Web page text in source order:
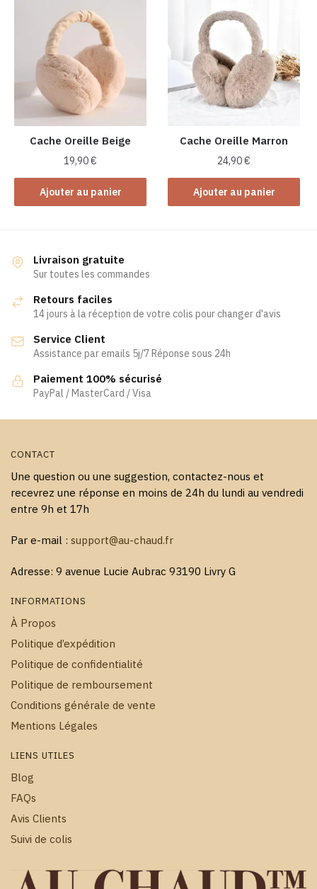
variations.
Les
options
peuvent
être
choisies
la
page
produit
Cache Oreille Beige
19,90€
Ajouter au panier
Cache Oreille Marron
24,90€
Ajouter au panier
Livraison gratuite
Sur toutes les commandes
Retours faciles
14 jours à la réception de votre colis pour changer d'avis
Service Client
Assistance par emails 5j/7 Réponse sous 24h
Paiement 100% sécurisé
PayPal / MasterCard / Visa
CONTACT
Une question ou une suggestion, contactez-nous et
recevrez une réponse en moins de 24h du lundi au vendredi
entre 9h et 17h
Par e-mail : support@au-chaud.fr
Adresse: 9 avenue Lucie Aubrac 93190 Livry G
INFORMATIONS
À Propos
Politique d’expédition
Politique de confidentialité
Politique de remboursement
Conditions générale de vente
Mentions Légales
LIENS UTILES
Blog
FAQs
Avis Clients
Suivi de colis